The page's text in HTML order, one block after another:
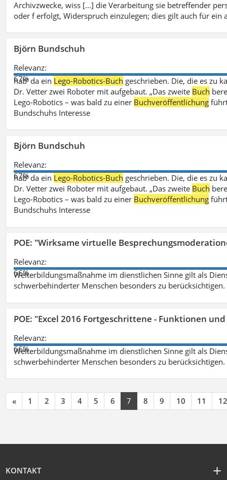
Archivzwecke, wiss [...] die Verarbeitung sie betreffender
oder f erfolgt, Widerspruch einzulegen; dies gilt auch für ein
Björn Bundschuh
Relevanz:
67%
hab‘ da ein Lego-Robotics-Buch geschrieben. Die, die es zu
Dr. Vetter zwei Roboter mit aufgebaut. „Das zweite Buch
Lego-Robotics – was bald zu einer Buchveröffentlichung
Bundschuhs Interesse
Björn Bundschuh
Relevanz:
67%
hab‘ da ein Lego-Robotics-Buch geschrieben. Die, die es zu
Dr. Vetter zwei Roboter mit aufgebaut. „Das zweite Buch
Lego-Robotics – was bald zu einer Buchveröffentlichung
Bundschuhs Interesse
POE: "Wirksame virtuelle
Relevanz:
66%
Weiterbildungsmaßnahme im dienstlichen Sinne gilt als
schwerbehinderter Menschen besonders zu berücksichtigen.
POE: "Excel 2016 Fortgeschrittene - Funktionen
Relevanz:
66%
Weiterbildungsmaßnahme im dienstlichen Sinne gilt als
schwerbehinderter Menschen besonders zu berücksichtigen.
« 1 2 3 4 5 6 7 8 9 10 11 12
KONTAKT